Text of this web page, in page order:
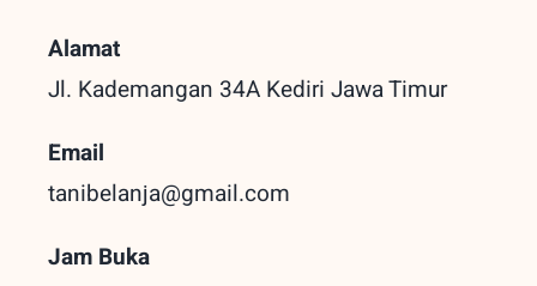
Alamat
Jl. Kademangan 34A Kediri Jawa Timur
Email
tanibelanja@gmail.com
Jam Buka